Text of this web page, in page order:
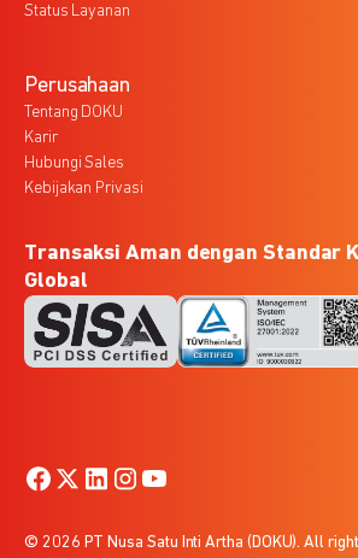
Status Layanan
Perusahaan
Tentang DOKU
Karir
Hubungi Sales
Kebijakan Privasi
Transaksi Aman dengan Standar
Global
© 2026 PT Nusa Satu Inti Artha (DOKU). All